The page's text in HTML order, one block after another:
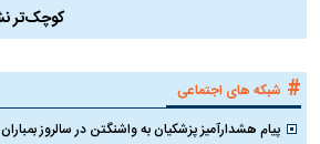
کوچک‌تر
# شبکه های اجتماعی
پیام هشدارآمیز پزشکیان به واشنگتن در سالروز